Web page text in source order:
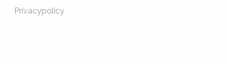
Privacypolicy